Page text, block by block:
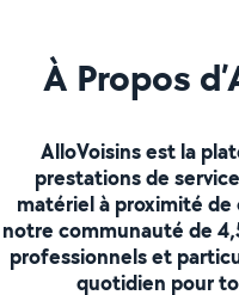
À Propos
AlloVoisins est la
prestations de
matériel à proximité de
notre communauté de
professionnels et
quotidien pour